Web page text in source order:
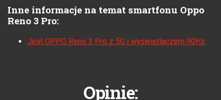
Inne informacje na temat smartfonu Oppo
Reno 3 Pro:
Jest OPPO Reno 3 Pro z 5G i wyświetlaczem 90Hz
Opinie: